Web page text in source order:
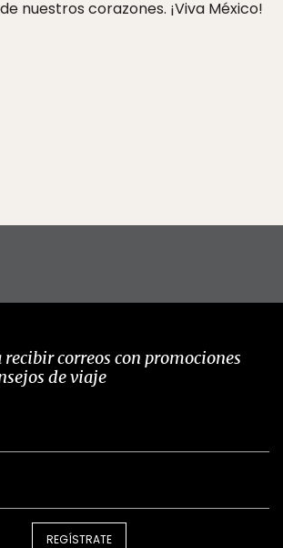
nuestros corazones. ¡Viva México!
correos con promociones
de viaje
REGÍSTRATE